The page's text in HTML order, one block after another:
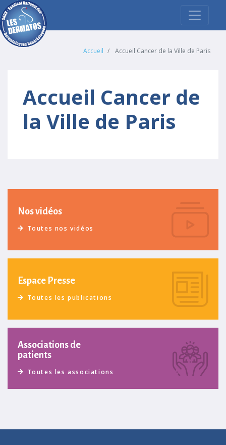
Accueil Accueil Cancer de la Ville de Paris
Accueil Cancer de
la Ville de Paris
Nos vidéos
Toutes nos vidéos
Espace Presse
Toutes les publications
Associations de
patients
Toutes les associations